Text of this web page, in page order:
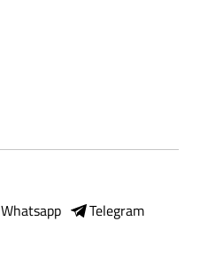
Whatsapp
Telegram